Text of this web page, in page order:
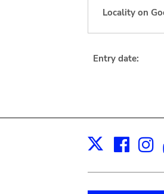
Locality on
Entry date:
X